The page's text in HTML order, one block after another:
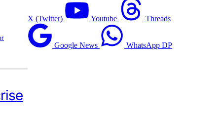
X (Twitter) Youtube Threads
Google News WhatsApp DP